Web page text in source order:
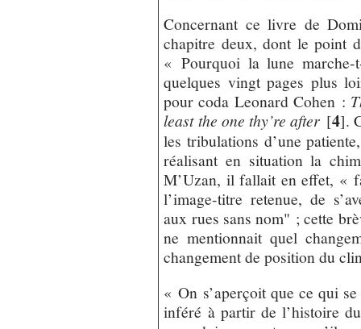
Concernant ce livre de
chapitre deux, dont le point
« Pourquoi la lune
quelques vingt pages plus
pour coda Leonard Cohen :
least the one thy’re after [4].
les tribulations d’une
réalisant en situation la
M’Uzan, il fallait en effet, «
l’image-titre retenue, de
aux rues sans nom" ; cette
ne mentionnait quel
changement de position du
« On s’aperçoit que ce qui
inféré à partir de l’histoire